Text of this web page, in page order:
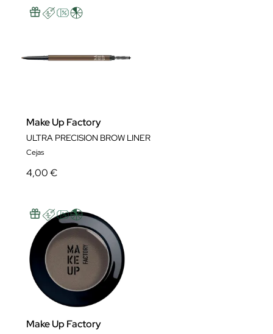
Make Up Factory
ULTRA PRECISION BROW LINER
Cejas
4,00 €
Make Up Factory